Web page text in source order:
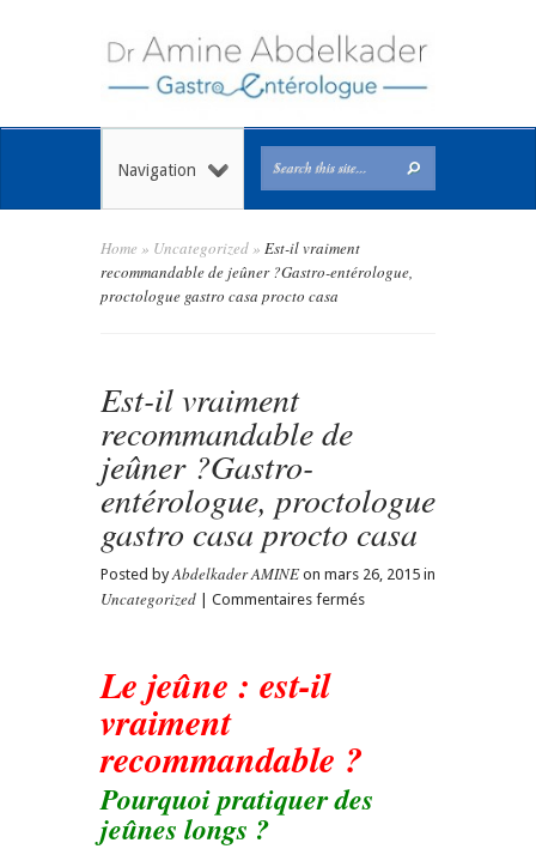
Navigation
Home » Uncategorized» Est-il vraiment
recommandable de jeûner ?Gastro-entérologue,
proctologue gastro casa procto casa
Est-il vraiment
recommandable de
jeûner ?Gastro-
entérologue, proctologue
gastro casa procto casa
Posted byAbdelkader AMINEon mars 26, 2015 in
Uncategorized | Commentaires ferméssur
entérologue,
Le jeûne : est-il
vraiment
recommandable ?
Pourquoi pratiquer des
jeûnes longs ?